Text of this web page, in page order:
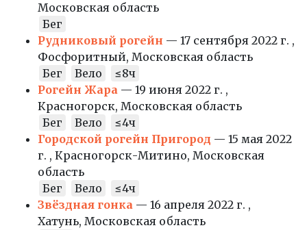
Московская область
Бег
Рудниковый рогейн — 17 сентября 2022 г. ,
Фосфоритный, Московская область
Бег
Вело
≤8ч
Рогейн Жара — 19 июня 2022 г. ,
Красногорск, Московская область
Бег
Вело
≤4ч
Городской рогейн Пригород — 15 мая 2022
г. , Красногорск-Митино, Московская
область
Бег
Вело
≤4ч
Звёздная гонка — 16 апреля 2022 г. ,
Хатунь, Московская область